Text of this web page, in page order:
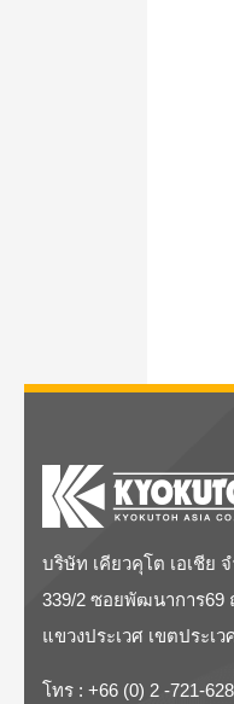
บริษัท เคียวคุโต เอเชีย
339/2 ซอยพัฒนาการ
แขวงประเวศ เขตประเว
โทร : +66 (0) 2 -721-